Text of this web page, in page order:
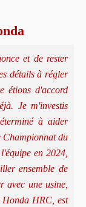
et de rester
détails à régler
étions d'accord
Je m'investis
à aider
Championnat du
en 2024,
ensemble de
avec une usine,
HRC, est